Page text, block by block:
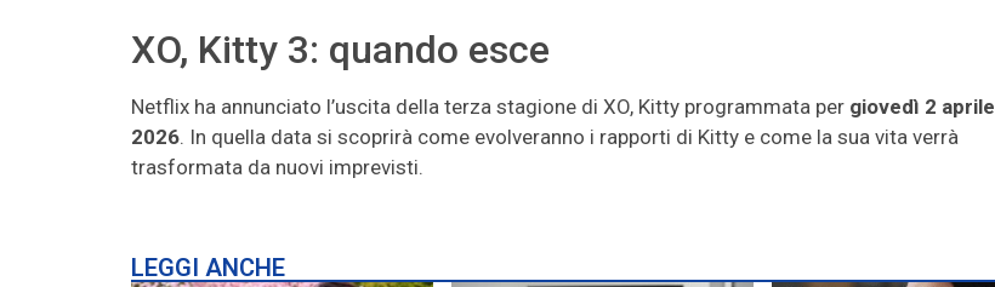
XO, Kitty 3: quando esce
Netflix ha annunciato l’uscita della terza stagione di XO, Kitty programmata per giovedì 2 aprile
2026. In quella data si scoprirà come evolveranno i rapporti di Kitty e come la sua vita verrà
trasformata da nuovi imprevisti.
LEGGI ANCHE